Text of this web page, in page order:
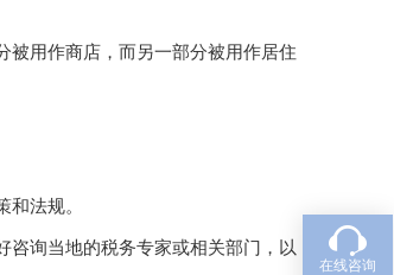
被用作商店，而另一部分被用作居住
法规。
咨询当地的税务专家或相关部门，以
在线咨询